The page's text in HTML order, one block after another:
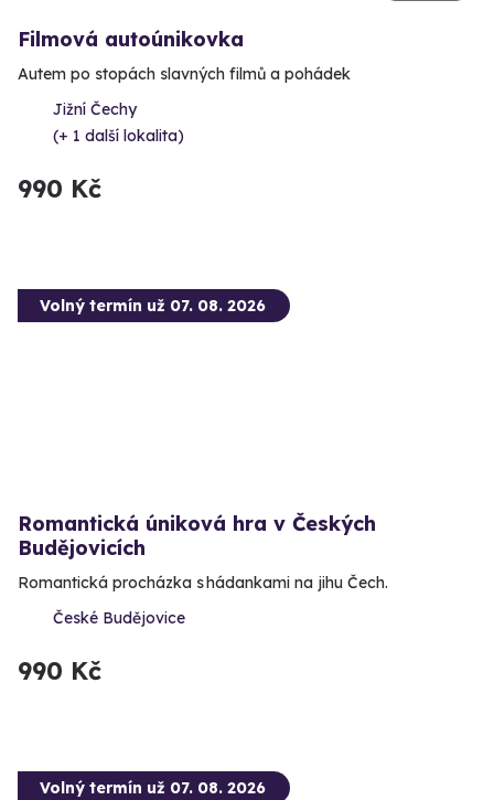
Filmová autoúnikovka
Autem po stopách slavných filmů a pohádek
Jižní Čechy
(+ 1 další lokalita)
990 Kč
Volný termín už 07. 08. 2026
Romantická úniková hra v Českých
Budějovicích
Romantická procházka s hádankami na jihu Čech.
České Budějovice
990 Kč
Volný termín už 07. 08. 2026